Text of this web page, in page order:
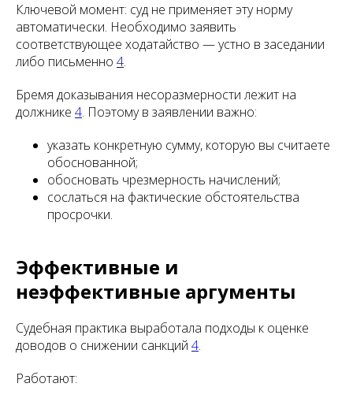
Ключевой момент: суд не применяет эту норму
автоматически. Необходимо заявить
соответствующее ходатайство — устно в заседании
либо письменно 4.
Бремя доказывания несоразмерности лежит на
должнике 4. Поэтому в заявлении важно:
указать конкретную сумму, которую вы считаете
обоснованной;
обосновать чрезмерность начислений;
сослаться на фактические обстоятельства
просрочки.
Эффективные и
неэффективные аргументы
Судебная практика выработала подходы к оценке
доводов о снижении санкций 4.
Работают: